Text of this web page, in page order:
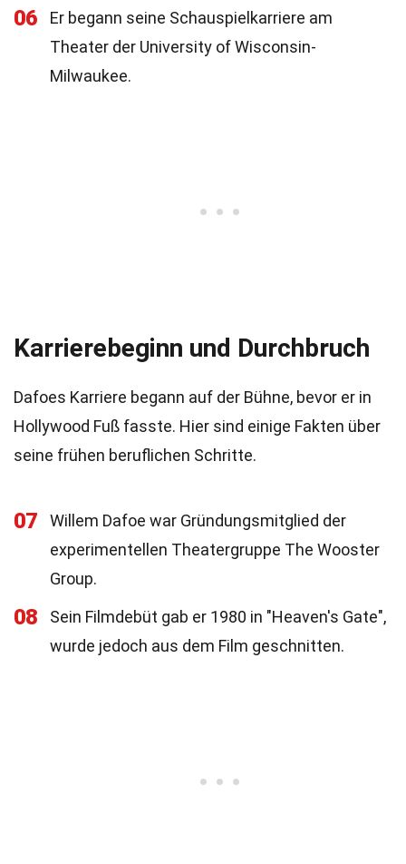
06
Er begann seine Schauspielkarriere am
Theater der University of Wisconsin-
Milwaukee.
Karrierebeginn und Durchbruch
Dafoes Karriere begann auf der Bühne, bevor er in
Hollywood Fuß fasste. Hier sind einige Fakten über
seine frühen beruflichen Schritte.
07
Willem Dafoe war Gründungsmitglied der
experimentellen Theatergruppe The Wooster
Group.
08
Sein Filmdebüt gab er 1980 in "Heaven's Gate",
wurde jedoch aus dem Film geschnitten.